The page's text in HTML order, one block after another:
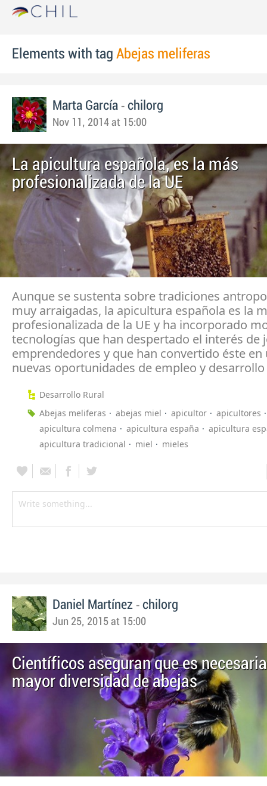
Elements with tag Abejas meliferas
Marta García - chilorg
Nov 11, 2014 at 15:00
La apicultura española, es la más
profesionalizada de la UE
Aunque se sustenta sobre tradiciones
muy arraigadas, la apicultura española es la
profesionalizada de la UE y ha incorporado
tecnologías que han despertado el interés de
emprendedores y que han convertido éste en
nuevas oportunidades de empleo y
Desarrollo Rural
Abejas meliferas
abejas miel apicultor
apicultores
apicultura colmena
apicultura españa
apicultura
apicultura tradicional
miel mieles
Daniel Martínez - chilorg
Jun 25, 2015 at 15:00
Científicos aseguran que es
mayor diversidad de abejas